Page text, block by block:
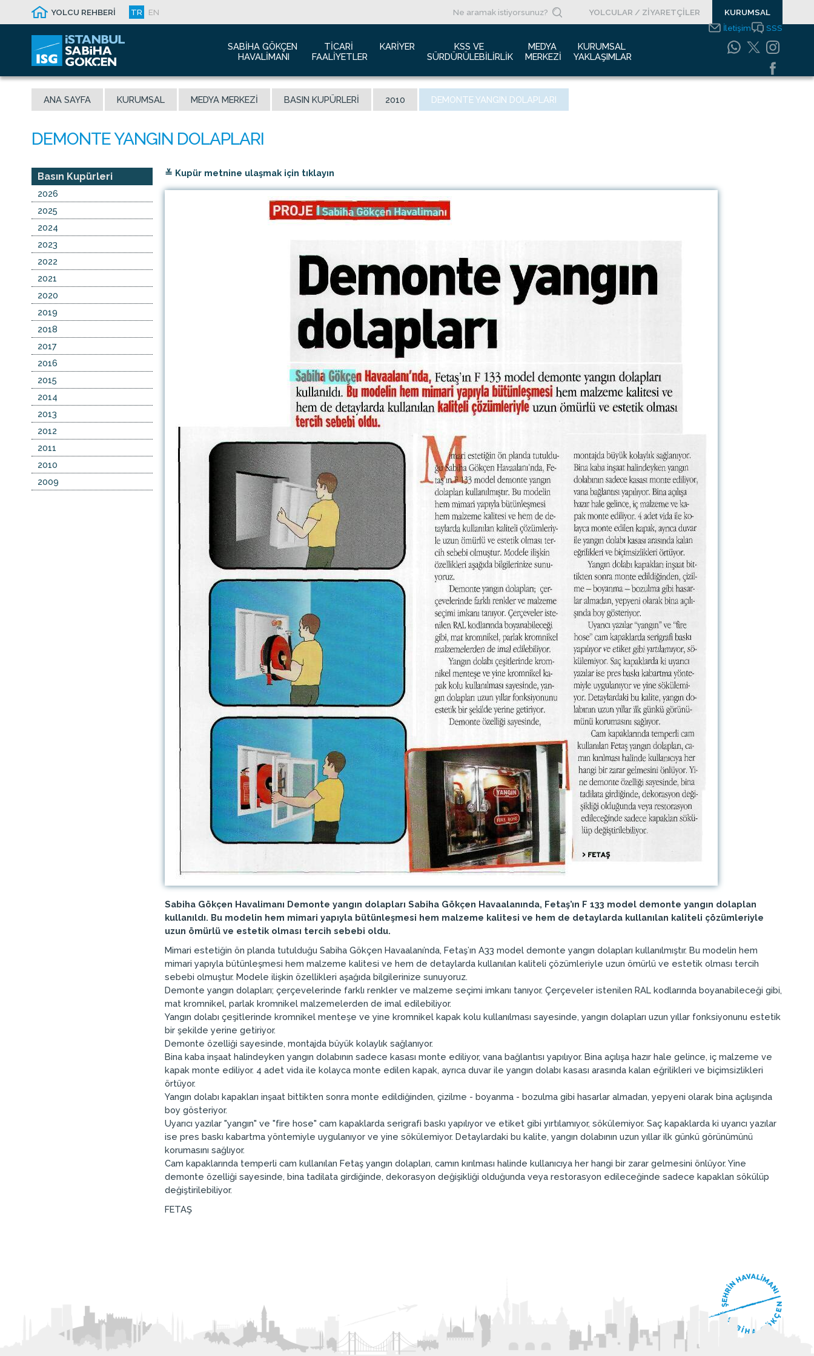
YOLCU REHBERİ TR EN YOLCULAR / ZİYARETÇİLER KURUMSAL
SABIHA GÖKÇEN
HAVALIMANI
Hakkımızda
Havalimanı Trafik Raporu
Ödüllerimiz
İletişim Bilgileri
Sabiha Gökçen Kimdir?
Malaysia Airports Holdings Berhad
TICARI
FAALIYETLER
Havacılık Pazarlama
Reklam Fırsatları
Konferans Salonu
İhale Duyuruları
KARIYER
İnsan Kaynakları Politikası
KSS VE
SÜRDÜRÜLEBILIRLIK
Engelsiz Havaalanı
MEDYA
MERKEZI
Basın Kupürleri
KURUMSAL
YAKLAŞIMLAR
İletişim SSS
ANA SAYFA KURUMSAL MEDYA MERKEZI BASIN KUPÜRLERI 2010 DEMONTE YANGIN DOLAPLARI
≚ Kupür metnine ulaşmak için tıklayın
Sabiha Gökçen Havalimanı Demonte yangın dolapları Sabiha Gökçen Havaalanında, Fetaş’ın F 133 model demonte yangın dolaplan
kullanıldı. Bu modelin hem mimari yapıyla bütünleşmesi hem malzeme kalitesi ve hem de detaylarda kullanılan kaliteli çözümleriyle
uzun ömürlü ve estetik olması tercih sebebi oldu.
Mimari estetiğin ön planda tutulduğu Sabiha Gökçen Havaalanı’nda, Fetaş’ın A33 model demonte yangın dolapları kullanılmıştır. Bu modelin hem
mimari yapıyla bütünleşmesi hem malzeme kalitesi ve hem de detaylarda kullanılan kaliteli çözümleriyle uzun ömürlü ve estetik olması tercih
sebebi olmuştur. Modele ilişkin özellikleri aşağıda bilgilerinize sunuyoruz.
Demonte yangın dolapları; çerçevelerinde farklı renkler ve malzeme seçimi imkanı tanıyor. Çerçeveler istenilen RAL kodlarında boyanabileceği gibi,
mat kromnikel, parlak kromnikel malzemelerden de imal edilebiliyor.
Yangın dolabı çeşitlerinde kromnikel menteşe ve yine kromnikel kapak kolu kullanılması sayesinde, yangın dolapları uzun yıllar fonksiyonunu estetik
bir şekilde yerine getiriyor.
Demonte özelliği sayesinde, montajda büyük kolaylık sağlanıyor.
Bina kaba inşaat halindeyken yangın dolabının sadece kasası monte ediliyor, vana bağlantısı yapılıyor. Bina açılışa hazır hale gelince, iç malzeme ve
kapak monte ediliyor. 4 adet vida ile kolayca monte edilen kapak, ayrıca duvar ile yangın dolabı kasası arasında kalan eğrilikleri ve biçimsizlikleri
örtüyor.
Yangın dolabı kapakları inşaat bittikten sonra monte edildiğinden, çizilme - boyanma - bozulma gibi hasarlar almadan, yepyeni olarak bina açılışında
boy gösteriyor.
Uyarıcı yazılar "yangın" ve "fire hose" cam kapaklarda serigrafi baskı yapılıyor ve etiket gibi yırtılamıyor, sökülemiyor. Saç kapaklarda ki uyarıcı yazılar
ise pres baskı kabartma yöntemiyle uygulanıyor ve yine sökülemiyor. Detaylardaki bu kalite, yangın dolabının uzun yıllar ilk günkü görünümünü
korumasını sağlıyor.
Cam kapaklarında temperli cam kullanılan Fetaş yangın dolapları, camın kırılması halinde kullanıcıya her hangi bir zarar gelmesini önlüyor. Yine
demonte özelliği sayesinde, bina tadilata girdiğinde, dekorasyon değişikliği olduğunda veya restorasyon edileceğinde sadece kapaklan sökülüp
değiştirilebiliyor.
FETAŞ
Basın Kupürleri
2026
2025
2024
2023
2022
2021
2020
2019
2018
2017
2016
2015
2014
2013
2012
2011
2010
2009